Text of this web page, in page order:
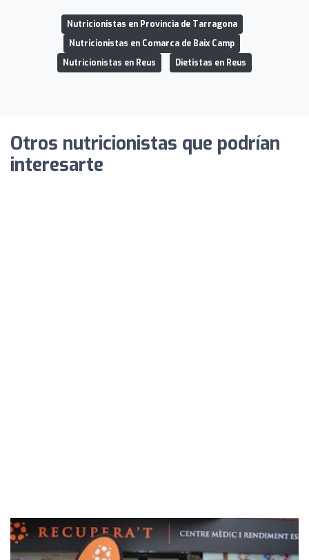
Nutricionistas en Provincia de Tarragona
Nutricionistas en Comarca de Baix Camp
Nutricionistas en Reus
Dietistas en Reus
Otros nutricionistas que podrían
interesarte